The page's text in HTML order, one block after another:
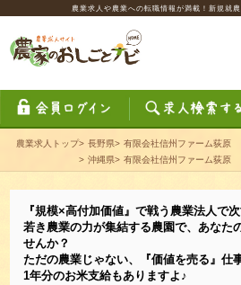
農業求人や農業への転職情報が満載！新規就
農業求人トップ> 長野県> 有限会社信州ファーム荻原
> 沖縄県> 有限会社信州ファーム荻原
『規模×高付加価値』で戦う農業法人で
若き農業の力が集結する農園で、あなた
せんか？
ただの農業じゃない、『価値を売る』仕
1年分のお米支給もありますよ♪